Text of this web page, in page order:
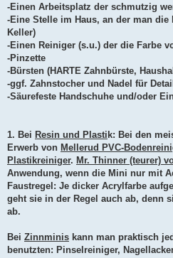
-Einen Arbeitsplatz der schmutzig
-Eine Stelle im Haus, an der man
Keller)
-Einen Reiniger (s.u.) der die Farbe
-Pinzette
-Bürsten (HARTE Zahnbürste,
-ggf. Zahnstocher und Nadel für
-Säurefeste Handschuhe und/oder
1. Bei Resin und Plastik: Bei den
Erwerb von Mellerud PVC-
Plastikreiniger. Mr. Thinner (teurer)
Anwendung, wenn die Mini nur mit
Faustregel: Je dicker Acrylfarbe
geht sie in der Regel auch ab, denn
ab.
Bei Zinnminis kann man praktisch
benutzten: Pinselreiniger,